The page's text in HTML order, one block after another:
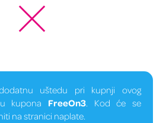
uštedu pri kupnji ovog
kupona FreeOn3. Kod će se
na stranici naplate.